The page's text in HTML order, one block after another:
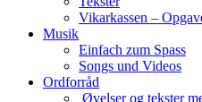
Vikarkassen –
Musik
Einfach zum Spass
Songs und Videos
Ordforråd
Øvelser og tekster